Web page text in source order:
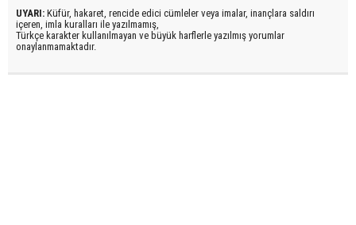
UYARI: Küfür, hakaret, rencide edici cümleler veya imalar, inançlara saldırı
içeren, imla kuralları ile yazılmamış,
Türkçe karakter kullanılmayan ve büyük harflerle yazılmış yorumlar
onaylanmamaktadır.